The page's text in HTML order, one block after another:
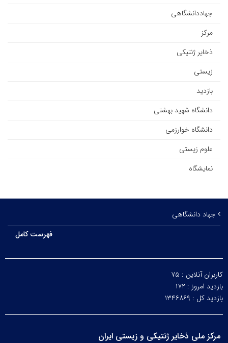
جهاددانشگاهی
مرکز
ذخایر ژنتیکی
زیستی
بازدید
دانشگاه شهید بهشتی
دانشگاه خوارزمی
علوم زیستی
نمایشگاه
جهاد دانشگاهی
فهرست کامل
کاربران آنلاین : ۷۵
بازدید امروز : ۱۷۲
بازدید کل : ۱۳۴۶۸۶۹
مرکز ملی ذخایر ژنتیکی و زیستی ایران